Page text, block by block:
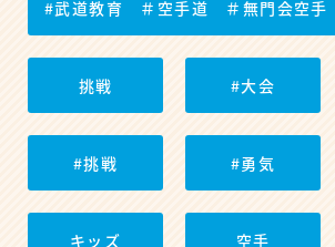
#武道教育 ＃空手道 ＃無門会空手
挑戦 #大会
#挑戦 #勇気
キッズ 空手